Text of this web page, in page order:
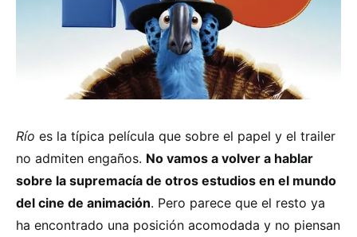
Río es la típica película que sobre el papel y el trailer
no admiten engaños. No vamos a volver a hablar
sobre la supremacía de otros estudios en el mundo
del cine de animación. Pero parece que el resto ya
ha encontrado una posición acomodada y no piensan